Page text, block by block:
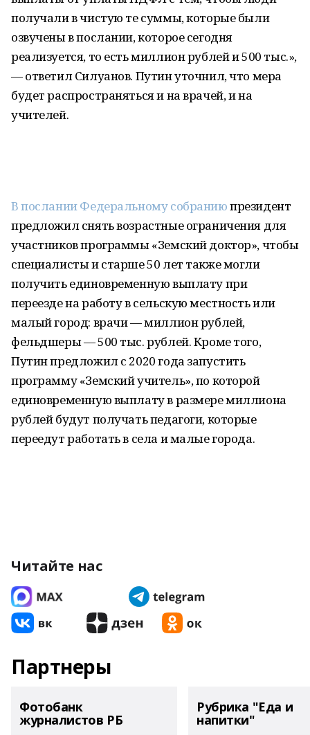
получали в чистую те суммы, которые были
озвучены в послании, которое сегодня
реализуется, то есть миллион рублей и 500 тыс.»,
— ответил Силуанов. Путин уточнил, что мера
будет распространяться и на врачей, и на
учителей.
В послании Федеральному собраниюпрезидент
предложил снять возрастные ограничения для
участников программы «Земский доктор», чтобы
специалисты и старше 50 лет также могли
получить единовременную выплату при
переезде на работу в сельскую местность или
малый город: врачи — миллион рублей,
фельдшеры — 500 тыс. рублей. Кроме того,
Путин предложил с 2020 года запустить
программу «Земский учитель», по которой
единовременную выплату в размере миллиона
рублей будут получать педагоги, которые
переедут работать в села и малые города.
Читайте нас
Партнеры
Фотобанк
журналистов РБ
Рубрика "Еда и
напитки"